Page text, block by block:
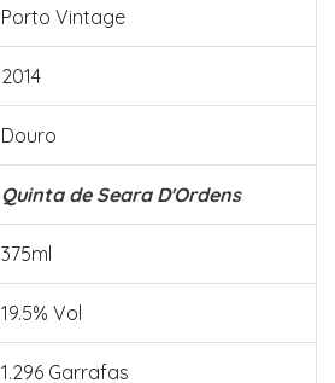
Porto Vintage
2014
Douro
Quinta de Seara D'Ordens
375ml
19.5% Vol
1.296 Garrafas